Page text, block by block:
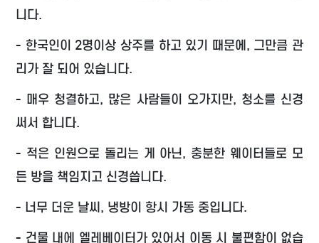
니다.
- 한국인이 2명이상 상주를 하고 있기 때문에, 그만큼 관
리가 잘 되어 있습니다.
- 매우 청결하고, 많은 사람들이 오가지만, 청소를 신경
써서 합니다.
- 적은 인원으로 돌리는 게 아닌, 충분한 웨이터들로 모
든 방을 책임지고 신경씁니다.
- 너무 더운 날씨, 냉방이 항시 가동 중입니다.
- 건물 내에 엘레베이터가 있어서 이동 시 불편함이 없습